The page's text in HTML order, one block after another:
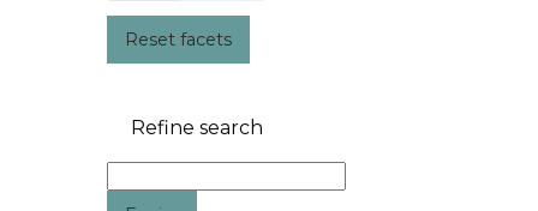
Reset facets
Refine search